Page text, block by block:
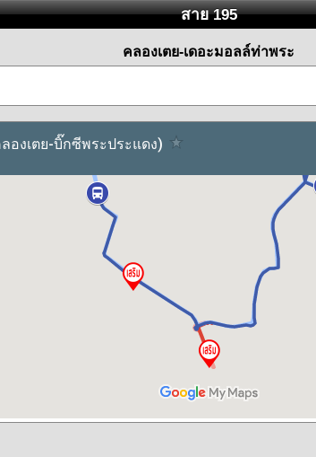
สาย 195
คลองเตย-เดอะมอลล์ท่าพระ